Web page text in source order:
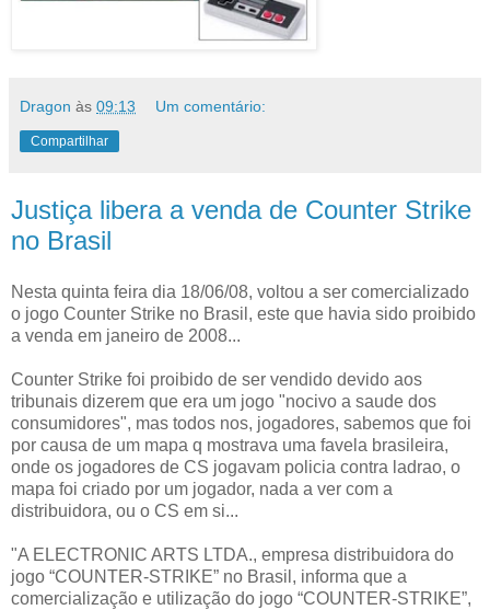
Dragon às 09:13 Um comentário:
Compartilhar
Justiça libera a venda de Counter Strike
no Brasil
Nesta quinta feira dia 18/06/08, voltou a ser comercializado
o jogo Counter Strike no Brasil, este que havia sido proibido
a venda em janeiro de 2008...
Counter Strike foi proibido de ser vendido devido aos
tribunais dizerem que era um jogo "nocivo a saude dos
consumidores", mas todos nos, jogadores, sabemos que foi
por causa de um mapa q mostrava uma favela brasileira,
onde os jogadores de CS jogavam policia contra ladrao, o
mapa foi criado por um jogador, nada a ver com a
distribuidora, ou o CS em si...
"A ELECTRONIC ARTS LTDA., empresa distribuidora do
jogo “COUNTER-STRIKE” no Brasil, informa que a
comercialização e utilização do jogo “COUNTER-STRIKE”,